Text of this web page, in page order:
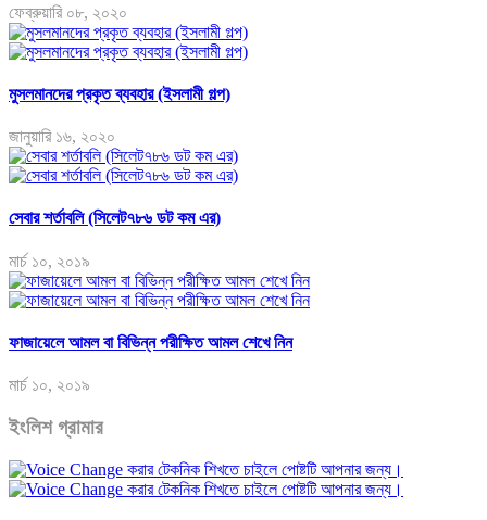
ফেব্রুয়ারি ০৮, ২০২০
মুসলমানদের প্রকৃত ব্যবহার (ইসলামী গল্প)
জানুয়ারি ১৬, ২০২০
সেবার শর্তাবলি (সিলেট৭৮৬ ডট কম এর)
মার্চ ১০, ২০১৯
ফাজায়েলে আমল বা বিভিন্ন পরীক্ষিত আমল শেখে নিন
মার্চ ১০, ২০১৯
ইংলিশ গ্রামার